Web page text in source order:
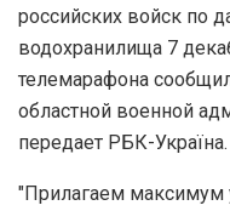
российских войск по
водохранилища 7
телемарафона
областной военной
передает РБК-Україна.
"Прилагаем максимум